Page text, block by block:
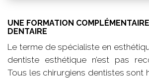
UNE FORMATION
DENTAIRE
Le terme de spécialiste en
dentiste esthétique n’est pas
Tous les chirurgiens dentistes sont